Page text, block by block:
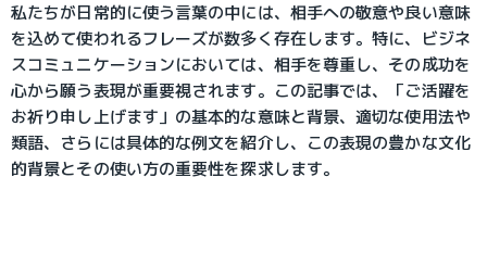
私たちが日常的に使う言葉の中には、相手への敬意や良い意味
を込めて使われるフレーズが数多く存在します。特に、ビジネ
スコミュニケーションにおいては、相手を尊重し、その成功を
心から願う表現が重要視されます。この記事では、「ご活躍を
お祈り申し上げます」の基本的な意味と背景、適切な使用法や
類語、さらには具体的な例文を紹介し、この表現の豊かな文化
的背景とその使い方の重要性を探求します。